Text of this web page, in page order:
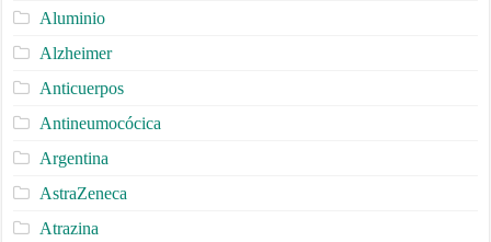
Aluminio
Alzheimer
Anticuerpos
Antineumocócica
Argentina
AstraZeneca
Atrazina